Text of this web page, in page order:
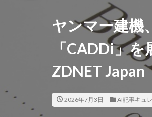
ヤンマー建機
「CADDi」
ZDNET Japan
2026年7月3日 AI記事キュ